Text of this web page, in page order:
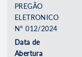
PREGÃO
ELETRONICO
Nº 012/2024
Data de
Abertura